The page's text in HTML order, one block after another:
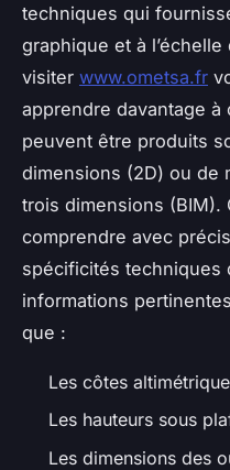
techniques qui
graphique et à l’échelle
visiter www.ometsa.fr
apprendre davantage
peuvent être produits
dimensions (2D) ou de
trois dimensions (BIM).
comprendre avec
spécificités techniques
informations
que :
Les côtes
Les hauteurs sous
Les dimensions des